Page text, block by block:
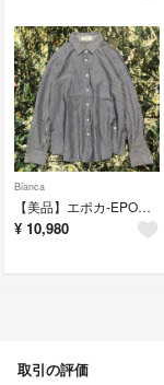
Bianca
【美品】エポカ-EPOCA BIANCA-ストライプシャツ
¥ 10,980
取引の評価